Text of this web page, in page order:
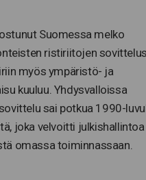
Suomessa melko
ristiriitojen
myös ympäristö- ja
kuuluu. Yhdysvalloissa
sai potkua 1990-
joka velvoitti
omassa toiminnassaan.